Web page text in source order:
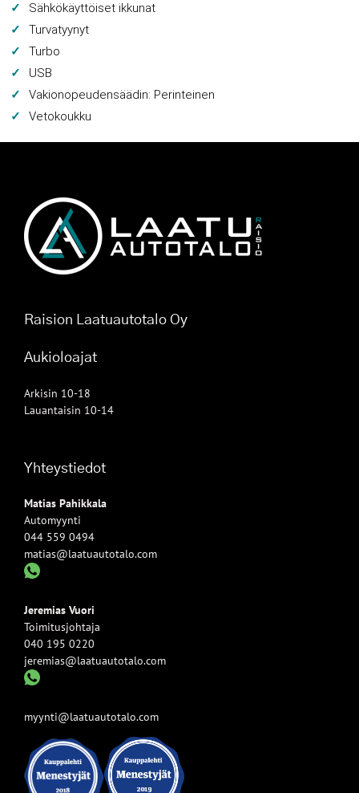
Sähkökäyttöiset ikkunat
Turvatyynyt
Turbo
USB
Vakionopeudensäädin: Perinteinen
Vetokoukku
Raision Laatuautotalo Oy
Aukioloajat
Arkisin 10-18
Lauantaisin 10-14
Yhteystiedot
Matias Pahikkala
Automyynti
044 559 0494
matias@laatuautotalo.com
Jeremias Vuori
Toimitusjohtaja
040 195 0220
jeremias@laatuautotalo.com
myynti@laatuautotalo.com